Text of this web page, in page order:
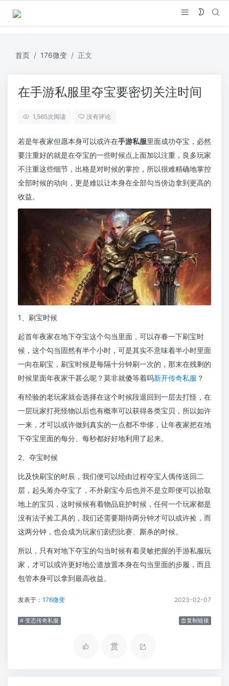
首页 176微变 正文
在手游私服里夺宝要密切关注时间
1,565次阅读 没有评论
若是年夜家但愿本身可以或许在手游私服里面成功夺宝，必然
要注重好的就是在夺宝的一些时候点上面加以注重，良多玩家
不注重这些细节，出格是对时候的掌控，所以很难精确地掌控
全部时候的动向，更是难以让本身在全部勾当傍边拿到更高的
收益。
1、刷宝时候
起首年夜家在地下夺宝这个勾当里面，可以存眷一下刷宝时
候，这个勾当固然有半个小时，可是其实不意味着半小时里面
一向在刷宝，刷宝时候是每隔十分钟刷一次的，那末在残剩的
时候里面年夜家干甚么呢？莫非就傻等着吗新开传奇私服 ？
有经验的老玩家就会选择在这个时候段退回到一层去打怪，在
一层玩家打死怪物以后也有概率可以获得各类宝贝，所以如许
一来，才可以或许做到真实的一点都不华侈，让年夜家把在地
下夺宝里面的每分、每秒都好好地利用了起来。
2、夺宝时候
比及快刷宝的时辰，我们便可以经由过程夺宝人偶传送回二
层，起头筹办夺宝了，不外刷宝今后也并不是立即便可以拾取
地上的宝贝，这时候候有着物品庇护时候，任何一个玩家都是
没有法子捡工具的，我们还需要期待两分钟才可以或许捡，而
这两分钟，也会成为玩家们剧烈比赛、厮杀的时候。
所以，只有对地下夺宝的勾当时候有着灵敏把握的手游私服玩
家，才可以或许更好地公道放置本身在勾当里面的步履，而且
包管本身可以拿到最高收益。
发表于： 176微变 2023-02-07
# 变态传奇私服 复制链接
赏